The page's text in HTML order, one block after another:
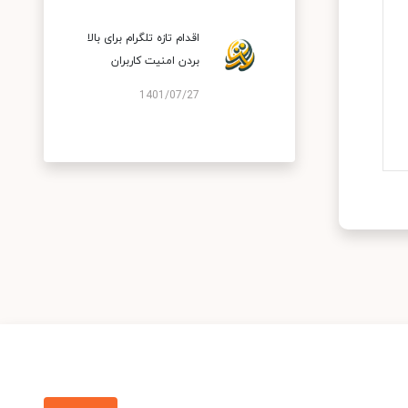
اقدام تازه تلگرام برای بالا
بردن امنیت کاربران
1401/07/27